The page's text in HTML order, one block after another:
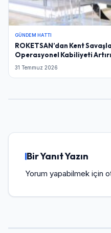
GÜNDEM HATTI
ROKETSAN’dan Kent
Operasyonel Kabiliyeti
31 Temmuz 2026
Bir Yanıt Yazın
Yorum yapabilmek için